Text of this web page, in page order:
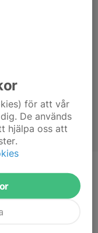
för att vår
De används
hjälpa oss att